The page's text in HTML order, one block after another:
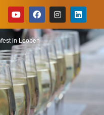
in Leoben